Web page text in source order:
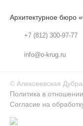
Архитектурное бюро
+7 (812) 300-97-77
info@o-krug.ru
© Алексеевская
Политика в
Согласие на